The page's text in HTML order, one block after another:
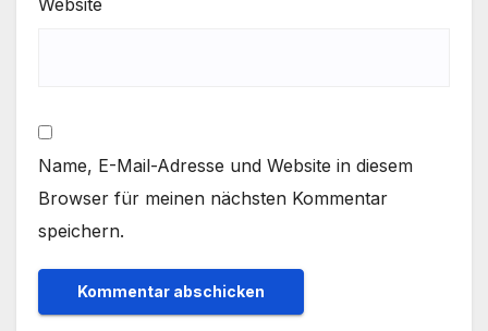
Website
Name, E-Mail-Adresse und Website in diesem
Browser für meinen nächsten Kommentar
speichern.